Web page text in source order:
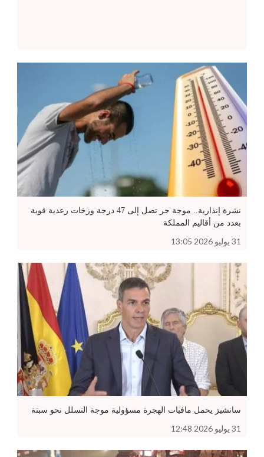
نشرة إنذارية.. موجة حر تصل إلى 47 درجة وزخات رعدية قوية
بعدد من أقاليم المملكة
31 يوليو 2026 13:05
سانشيز يحمل مافيات الهجرة مسؤولية موجة التسلل نحو سبتة
31 يوليو 2026 12:48